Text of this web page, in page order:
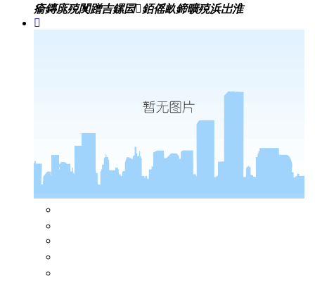
瘉鏄庣殑闃蹭吉鏍囩銆傜畝鍗曠殑浜岀淮